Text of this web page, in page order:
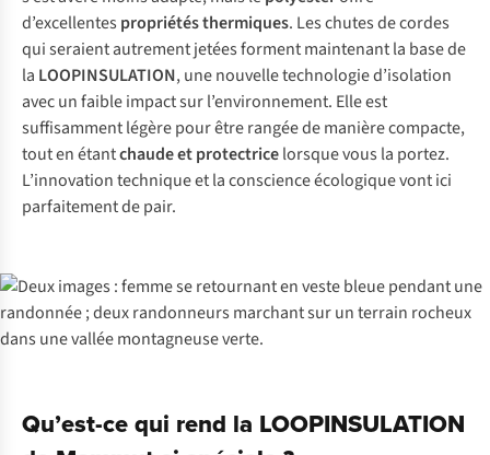
d’excellentes propriétés thermiques. Les chutes de cordes
qui seraient autrement jetées forment maintenant la base de
la LOOPINSULATION, une nouvelle technologie d’isolation
avec un faible impact sur l’environnement. Elle est
suffisamment légère pour être rangée de manière compacte,
tout en étantchaude et protectricelorsque vous la portez.
L’innovation technique et la conscience écologique vont ici
parfaitement de pair.
Qu’est-ce qui rend la LOOPINSULATION